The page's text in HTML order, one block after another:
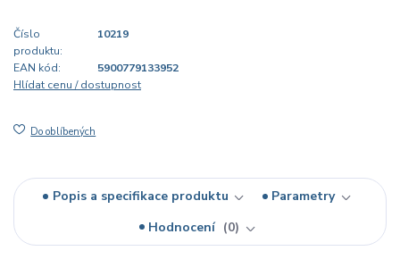
Číslo
produktu:
10219
EAN kód:
5900779133952
Hlídat cenu / dostupnost
Do oblíbených
Popis a specifikace produktu
Parametry
Hodnocení
0